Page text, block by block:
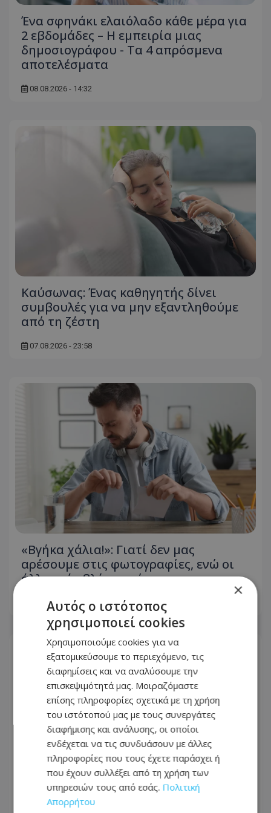
Ένα σφηνάκι ελαιόλαδο κάθε μέρα για
2 εβδομάδες – Η εμπειρία μιας
δημοσιογράφου - Τα 4 απρόσμενα
αποτελέσματα
08.08.2026 - 14:32
Kαύσωνας: Ένας καθηγητής δίνει
συμβουλές για να μην εξαντληθούμε
από τη ζέστη
07.08.2026 - 23:58
«Βγήκα χάλια!»: Γιατί δεν μας
αρέσουμε στις φωτογραφίες, ενώ οι
άλλοι μάς βλέπουν όμορφους
07.08.2026 - 13:34
Κρύο ντους ή χλιαρό; Το λάθος που
×
Αυτός ο ιστότοπος
χρησιμοποιεί cookies
Χρησιμοποιούμε cookies για να
εξατομικεύσουμε το περιεχόμενο, τις
διαφημίσεις και να αναλύσουμε την
επισκεψιμότητά μας. Μοιραζόμαστε
επίσης πληροφορίες σχετικά με τη χρήση
του ιστότοπού μας με τους συνεργάτες
διαφήμισης και ανάλυσης, οι οποίοι
ενδέχεται να τις συνδυάσουν με άλλες
πληροφορίες που τους έχετε παράσχει ή
που έχουν συλλέξει από τη χρήση των
υπηρεσιών τους από εσάς. Πολιτική
Απορρήτου